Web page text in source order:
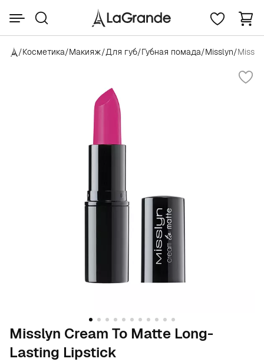
/Косметика/Макияж/Для губ/Губная помада/Misslyn/
Misslyn Cream To Matte Long-
Lasting Lipstick